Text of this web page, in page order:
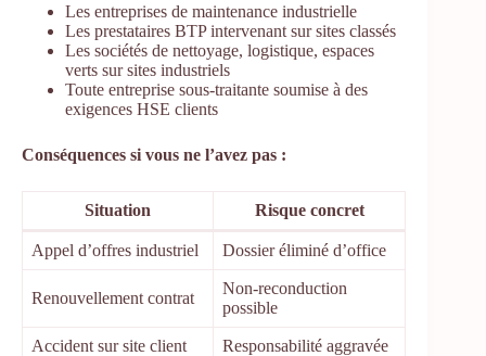
Les entreprises de maintenance industrielle
Les prestataires BTP intervenant sur sites classés
Les sociétés de nettoyage, logistique, espaces
verts sur sites industriels
Toute entreprise sous-traitante soumise à des
exigences HSE clients
Conséquences si vous ne l’avez pas :
Situation Risque concret
Appel d’offres industriel Dossier éliminé d’office
Renouvellement contrat
Non-reconduction
possible
Accident sur site client Responsabilité aggravée